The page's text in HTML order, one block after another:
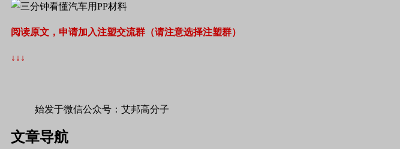
阅读原文，申请加入注塑交流群（请注意选择注塑群）
↓↓↓
始发于微信公众号：艾邦高分子
文章导航